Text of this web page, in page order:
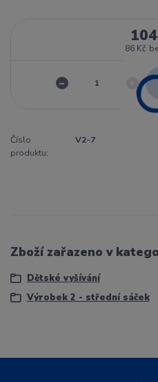
86 Kč
Číslo
produktu:
V2-7
Zboží zařazeno v
Dětské vyšívání
Výrobek 2 - střední sáček